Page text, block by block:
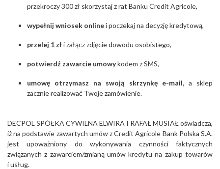
przekroczy 300 zł skorzystaj z rat Banku Credit Agricole,
wypełnij wniosek onlinei poczekaj na decyzję kredytową,
przelej 1 złi załącz zdjęcie dowodu osobistego,
potwierdź zawarcie umowykodem z SMS,
umowę otrzymasz na swoją skrzynkę e-mail,a sklep
zacznie realizować Twoje zamówienie.
DECPOL SPÓŁKA CYWILNA ELWIRA I RAFAŁ MUSIAŁ oświadcza,
iż na podstawie zawartych umów z Credit Agricole Bank Polska S.A.
jest upoważniony do wykonywania czynności faktycznych
związanych z zawarciem/zmianą umów kredytu na zakup towarów
i usług.